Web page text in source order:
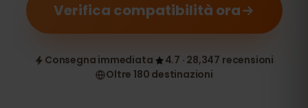
Verifica compatibilità ora
Consegna immediata
4.7 · 28,347 recensioni
Oltre 180 destinazioni